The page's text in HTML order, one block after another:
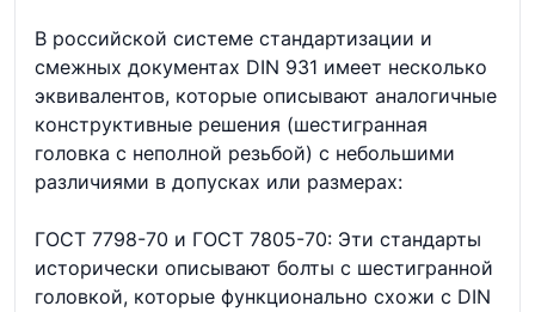
В российской системе стандартизации и
смежных документах DIN 931 имеет несколько
эквивалентов, которые описывают аналогичные
конструктивные решения (шестигранная
головка с неполной резьбой) с небольшими
различиями в допусках или размерах:
ГОСТ 7798-70 и ГОСТ 7805-70: Эти стандарты
исторически описывают болты с шестигранной
головкой, которые функционально схожи с DIN